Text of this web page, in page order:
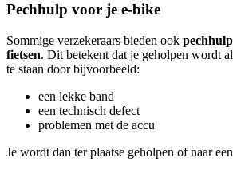
Pechhulp voor je e-bike
Sommige verzekeraars bieden ook
fietsen. Dit betekent dat je geholpen wordt
te staan door bijvoorbeeld:
een lekke band
een technisch defect
problemen met de accu
Je wordt dan ter plaatse geholpen of naar